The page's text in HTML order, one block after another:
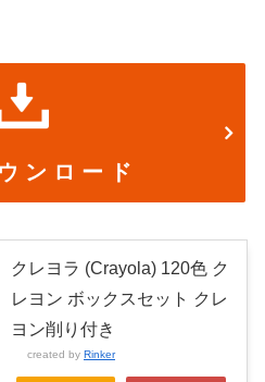
ン ロ ー ド
クレヨラ (Crayola) 120色 ク
レヨン ボックスセット クレ
ヨン削り付き
created by Rinker